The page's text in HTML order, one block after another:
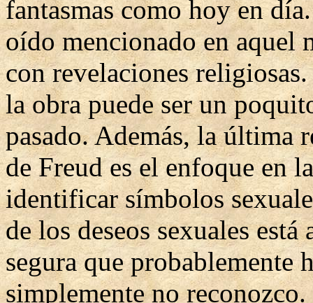
fantasmas como hoy en
oído mencionado en aquel
con revelaciones
la obra puede ser un
pasado. Además, la última
de Freud es el enfoque en
identificar símbolos
de los deseos sexuales
segura que probablemente
simplemente no